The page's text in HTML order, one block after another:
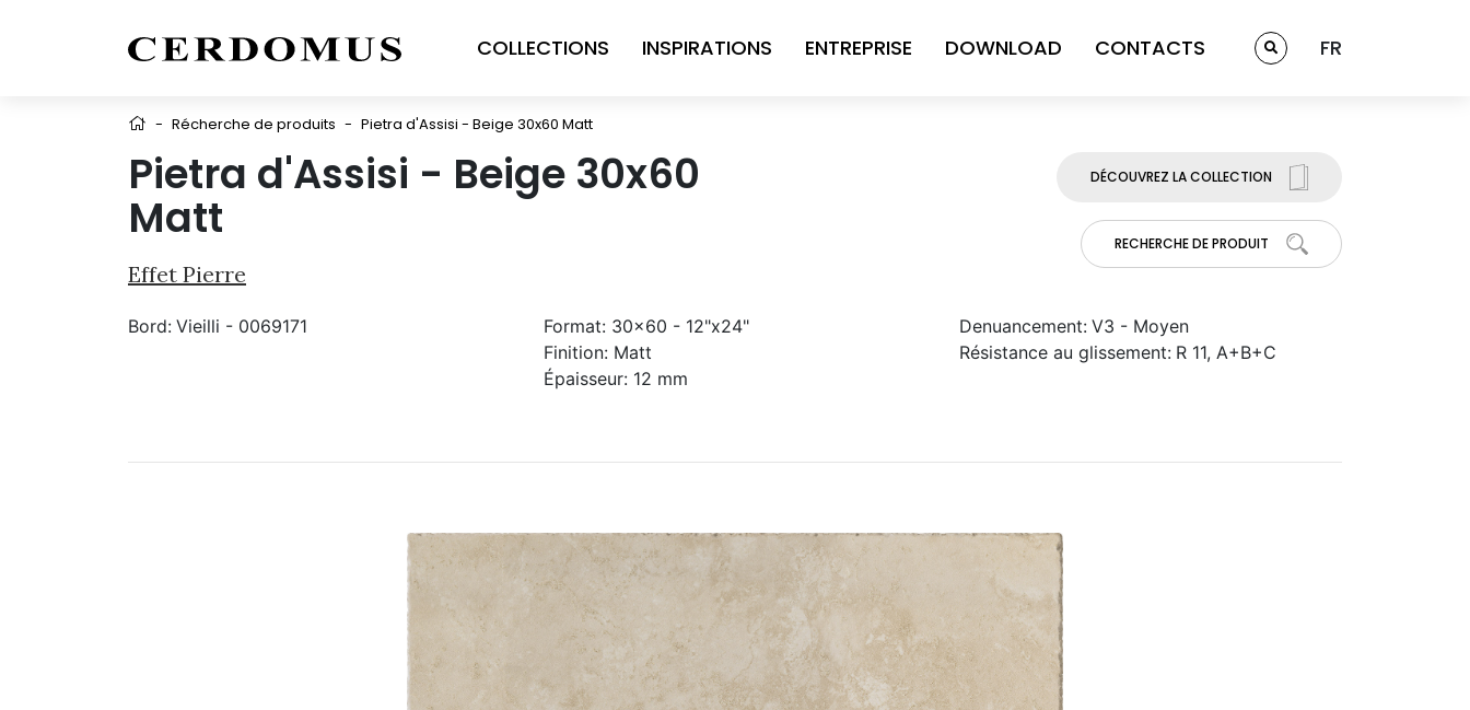
COLLECTIONS INSPIRATIONS ENTREPRISE DOWNLOAD CONTACTS FR
- Récherche de produits - Pietra d'Assisi - Beige 30x60 Matt
Pietra d'Assisi - Beige 30x60
Matt
Effet Pierre
DÉCOUVREZ LA COLLECTION
RECHERCHE DE PRODUIT
Bord: Vieilli - 0069171 Format: 30x60 - 12"x24"
Finition: Matt
Épaisseur: 12 mm
Denuancement: V3 - Moyen
Résistance au glissement: R 11, A+B+C